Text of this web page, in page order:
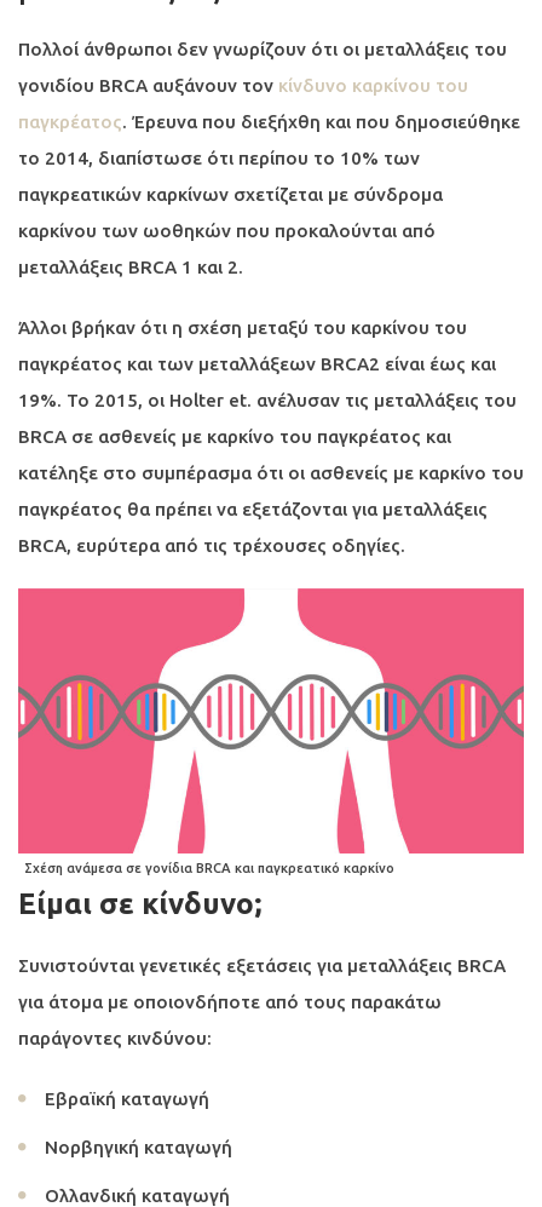
Πολλοί άνθρωποι δεν γνωρίζουν ότι οι μεταλλάξεις του
γονιδίου BRCA αυξάνουν τον κίνδυνο καρκίνου του
παγκρέατος. Έρευνα που διεξήχθη και που δημοσιεύθηκε
το 2014, διαπίστωσε ότι περίπου το 10% των
παγκρεατικών καρκίνων σχετίζεται με σύνδρομα
καρκίνου των ωοθηκών που προκαλούνται από
μεταλλάξεις BRCA 1 και 2.
Άλλοι βρήκαν ότι η σχέση μεταξύ του καρκίνου του
παγκρέατος και των μεταλλάξεων BRCA2 είναι έως και
19%. Το 2015, οι Holter et. ανέλυσαν τις μεταλλάξεις του
BRCA σε ασθενείς με καρκίνο του παγκρέατος και
κατέληξε στο συμπέρασμα ότι οι ασθενείς με καρκίνο του
παγκρέατος θα πρέπει να εξετάζονται για μεταλλάξεις
BRCA, ευρύτερα από τις τρέχουσες οδηγίες.
Σχέση ανάμεσα σε γονίδια BRCA και παγκρεατικό καρκίνο
Είμαι σε κίνδυνο;
Συνιστούνται γενετικές εξετάσεις για μεταλλάξεις BRCA
για άτομα με οποιονδήποτε από τους παρακάτω
παράγοντες κινδύνου:
Εβραϊκή καταγωγή
Νορβηγική καταγωγή
Ολλανδική καταγωγή